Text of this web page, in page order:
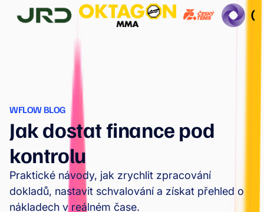
WFLOW BLOG
Jak dostat finance pod
kontrolu
Praktické návody, jak zrychlit zpracování
dokladů, nastavit schvalování a získat přehled o
nákladech v reálném čase.